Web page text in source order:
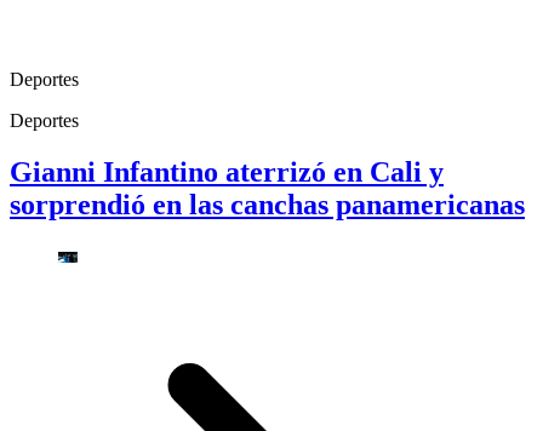
Deportes
Deportes
Gianni Infantino aterrizó en Cali y
sorprendió en las canchas panamericanas